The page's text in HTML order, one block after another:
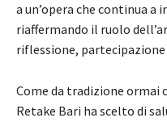
a un’opera che continua
riaffermando il ruolo
riflessione,
Come da tradizione
Retake Bari ha scelto di